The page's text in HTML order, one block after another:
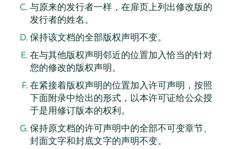
与原来的发行者一样，在扉页上列出修改版的
发行者的姓名。
保持该文档的全部版权声明不变。
在与其他版权声明邻近的位置加入恰当的针对
您的修改的版权声明。
在紧接着版权声明的位置加入许可声明，按照
下面附录中给出的形式，以本许可证给公众授
于是用修订版本的权利。
保持原文档的许可声明中的全部不可变章节、
封面文字和封底文字的声明不变。